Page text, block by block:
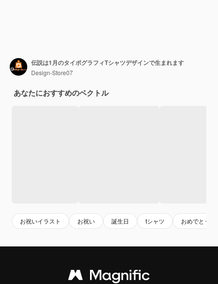
伝説は1月のタイポグラフィTシャツデザインで生まれます
Design-Store07
あなたにおすすめのベクトル
お祝いイラスト お祝い 誕生日 tシャツ おめでとう